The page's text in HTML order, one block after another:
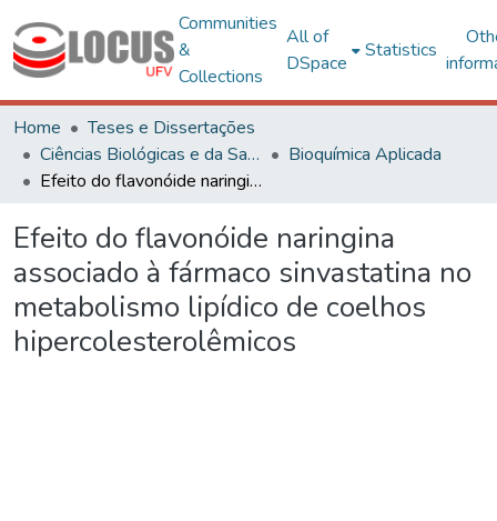
Communities
&
Collections
All of
DSpace
Statistics
Home
Teses e Dissertações
Ciências Biológicas e da Saúde
Bioquímica Aplicada
Efeito do flavonóide naringina associado à fármaco sinvastatina no metabolismo lipídico de coelhos hipercolesterolêmicos
Efeito do flavonóide naringina
associado à fármaco sinvastatina no
metabolismo lipídico de coelhos
hipercolesterolêmicos